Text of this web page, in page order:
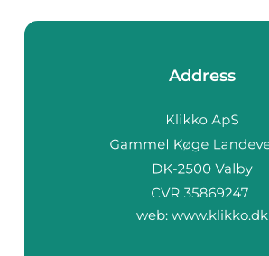
Address
web: www.klikko.dk